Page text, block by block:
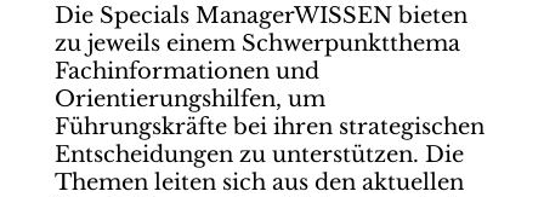
Die Specials ManagerWISSEN bieten
zu jeweils einem Schwerpunktthema
Fachinformationen und
Orientierungshilfen, um
Führungskräfte bei ihren strategischen
Entscheidungen zu unterstützen. Die
Themen leiten sich aus den aktuellen